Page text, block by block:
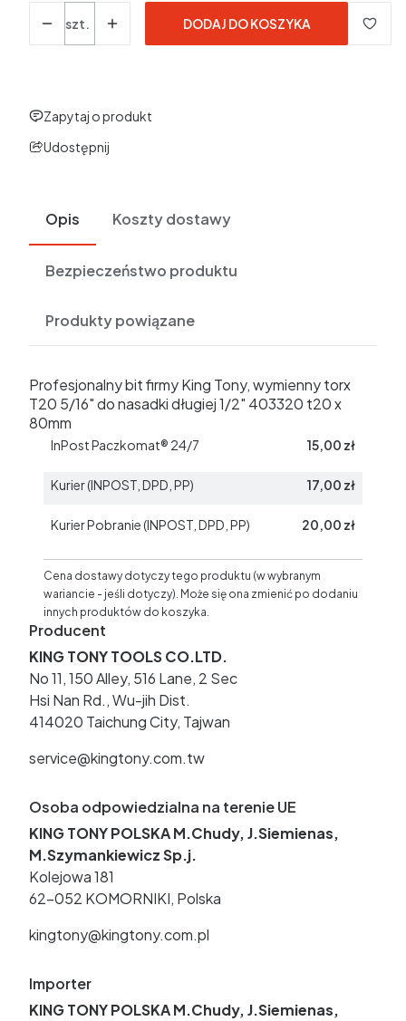
szt.
DODAJ DO KOSZYKA
Zapytaj o produkt
Udostępnij
Opis Koszty dostawy
Bezpieczeństwo produktu
Produkty powiązane
Profesjonalny bit firmy King Tony, wymienny torx
T20 5/16" do nasadki długiej 1/2" 403320 t20 x
80mm
InPost Paczkomat® 24/7 15,00 zł
Kurier (INPOST, DPD, PP) 17,00 zł
Kurier Pobranie (INPOST, DPD, PP) 20,00 zł
Cena dostawy dotyczy tego produktu (w wybranym
wariancie - jeśli dotyczy). Może się ona zmienić po dodaniu
innych produktów do koszyka.
Producent
KING TONY TOOLS CO.LTD.
No 11, 150 Alley, 516 Lane, 2 Sec
Hsi Nan Rd., Wu-jih Dist.
414020 Taichung City, Tajwan
service@kingtony.com.tw
Osoba odpowiedzialna na terenie UE
KING TONY POLSKA M.Chudy, J.Siemienas,
M.Szymankiewicz Sp.j.
Kolejowa 181
62-052 KOMORNIKI, Polska
kingtony@kingtony.com.pl
Importer
KING TONY POLSKA M.Chudy, J.Siemienas,